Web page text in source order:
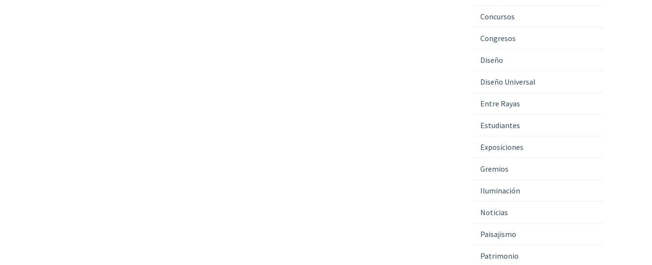
Concursos
Congresos
Diseño
Diseño Universal
Entre Rayas
Estudiantes
Exposiciones
Gremios
Iluminación
Noticias
Paisajismo
Patrimonio